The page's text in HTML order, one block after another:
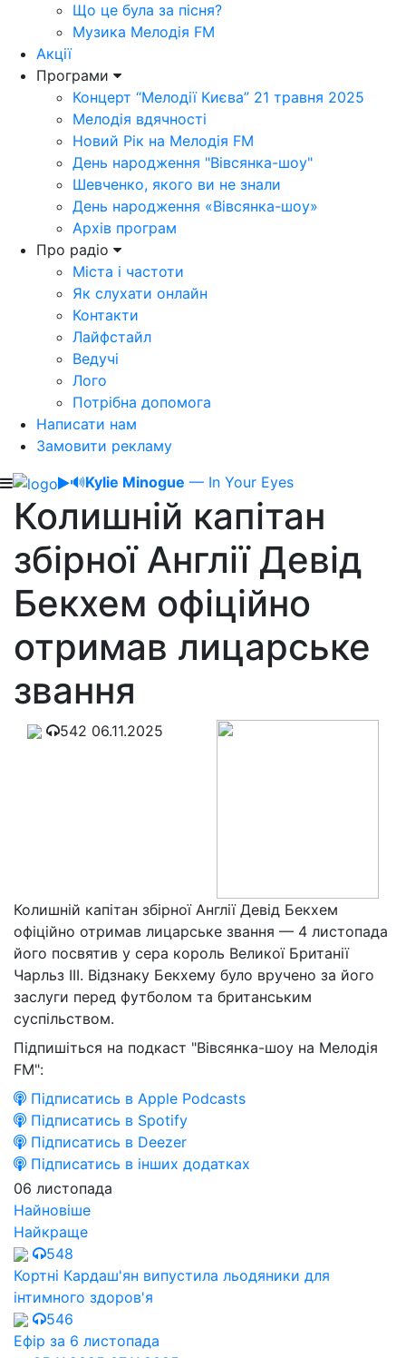
Що це була за пісня?
Музика Мелодія FM
Акції
Програми
Концерт “Мелодії Києва” 21 травня 2025
Мелодія вдячності
Новий Рік на Мелодія FM
День народження "Вівсянка-шоу"
Шевченко, якого ви не знали
День народження «Вівсянка-шоу»
Архів програм
Про радіо
Міста і частоти
Як слухати онлайн
Контакти
Лайфстайл
Ведучі
Лого
Потрібна допомога
Написати нам
Замовити рекламу
🔊Kylie Minogue — In Your Eyes
Колишній капітан
збірної Англії Девід
Бекхем офіційно
отримав лицарське
звання
542 06.11.2025
Колишній капітан збірної Англії Девід Бекхем
офіційно отримав лицарське звання — 4 листопада
його посвятив у сера король Великої Британії
Чарльз III. Відзнаку Бекхему було вручено за його
заслуги перед футболом та британським
суспільством.
Підпишіться на подкаст "Вівсянка-шоу на Мелодія
FM":
Підписатись в Apple Podcasts
Підписатись в Spotify
Підписатись в Deezer
Підписатись в інших додатках
06 листопада
Найновіше
Найкраще
548
Кортні Кардаш'ян випустила льодяники для
інтимного здоров'я
546
Ефір за 6 листопада